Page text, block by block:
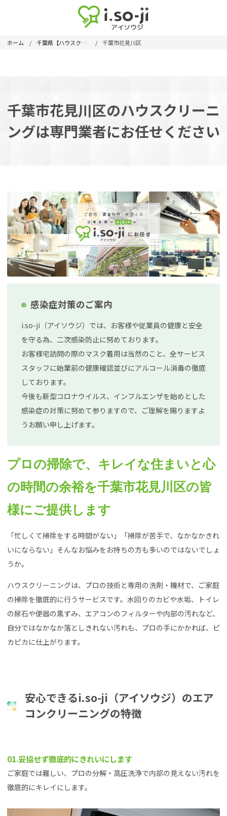
ホーム 千葉県【ハウスクリーニング】 千葉市花見川区
千葉市花見川区のハウスクリーニ
ングは専門業者にお任せください
感染症対策のご案内
i.so-ji（アイソウジ）では、お客様や従業員の健康と安全
を守る為、二次感染防止に努めております。
お客様宅訪問の際のマスク着用は当然のこと、全サービス
スタッフに始業前の健康確認並びにアルコール消毒の徹底
しております。
今後も新型コロナウイルス、インフルエンザを始めとした
感染症の対策に努めて参りますので、ご理解を賜りますよ
うお願い申し上げます。
プロの掃除で、キレイな住まいと心
の時間の余裕を千葉市花見川区の皆
様にご提供します
「忙しくて掃除をする時間がない」「掃除が苦手で、なかなかきれ
いにならない」そんなお悩みをお持ちの方も多いのではないでしょ
うか。
ハウスクリーニングは、プロの技術と専用の洗剤・機材で、ご家庭
の掃除を徹底的に行うサービスです。水回りのカビや水垢、トイレ
の尿石や便器の黒ずみ、エアコンのフィルターや内部の汚れなど、
自分ではなかなか落としきれない汚れも、プロの手にかかれば、ピ
カピカに仕上がります。
安心できるi.so-ji（アイソウジ）のエア
コンクリーニングの特徴
01.妥協せず徹底的にきれいにします
ご家庭では難しい、プロの分解・高圧洗浄で内部の見えない汚れを
徹底的にキレイにします。